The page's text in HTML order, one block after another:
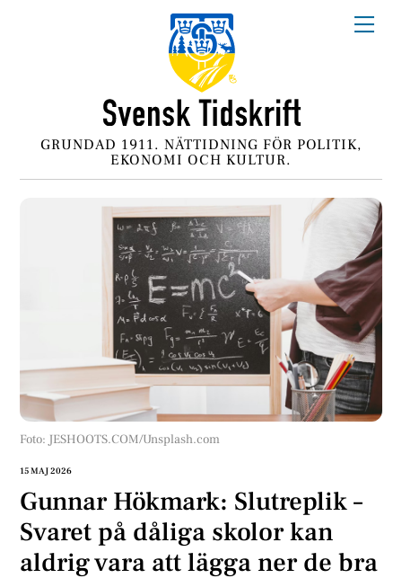
GRUNDAD 1911. NÄTTIDNING FÖR POLITIK,
EKONOMI OCH KULTUR.
Foto: JESHOOTS.COM/Unsplash.com
15 MAJ 2026
Gunnar Hökmark: Slutreplik –
Svaret på dåliga skolor kan
aldrig vara att lägga ner de bra